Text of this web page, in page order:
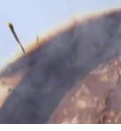
Play
00:00